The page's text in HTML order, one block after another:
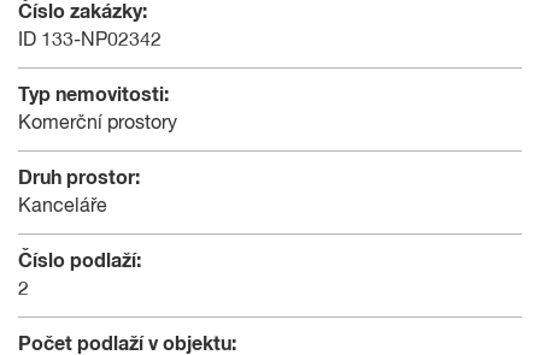
Číslo zakázky:
ID 133-NP02342
Typ nemovitosti:
Komerční prostory
Druh prostor:
Kanceláře
Číslo podlaží:
2
Počet podlaží v objektu: